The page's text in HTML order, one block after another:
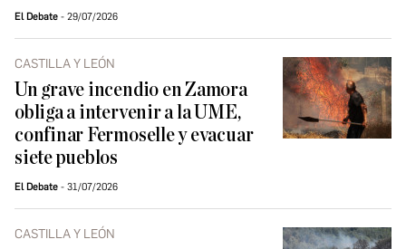
El Debate 29/07/2026
CASTILLA Y LEÓN
Un grave incendio en Zamora
obliga a intervenir a la UME,
confinar Fermoselle y evacuar
siete pueblos
El Debate 31/07/2026
CASTILLA Y LEÓN